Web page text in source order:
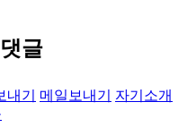
글
내기 메일보내기
자기소개